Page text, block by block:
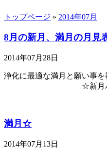
トップページ » 2014年07月
8月の新月、満月の月見
2014年07月28日
浄化に最適な満月と願い
☆新月パワー
満月☆
2014年07月13日